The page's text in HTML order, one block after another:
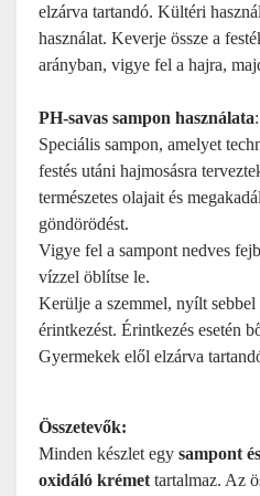
elzárva tartandó. Kültéri
használat. Keverje össze a
arányban, vigye fel a hajra,
PH-savas sampon használata:
Speciális sampon, amelyet
festés utáni hajmosásra
természetes olajait és
göndörödést.
Vigye fel a sampont nedves
vízzel öblítse le.
Kerülje a szemmel, nyílt
érintkezést. Érintkezés esetén
Gyermekek elől elzárva
Összetevők:
Minden készlet egy sampont
oxidáló krémet tartalmaz. Az